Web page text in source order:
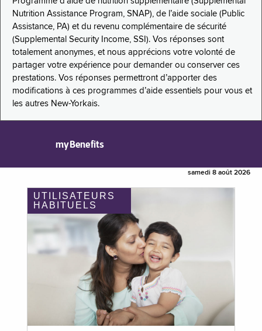
Nutrition Assistance Program, SNAP), de l’aide sociale (Public
Assistance, PA) et du revenu complémentaire de sécurité
(Supplemental Security Income, SSI). Vos réponses sont
totalement anonymes, et nous apprécions votre volonté de
partager votre expérience pour demander ou conserver ces
prestations. Vos réponses permettront d’apporter des
modifications à ces programmes d’aide essentiels pour vous et
les autres New-Yorkais.
myBenefits
samedi 8 août 2026
UTILISATEURS
HABITUELS